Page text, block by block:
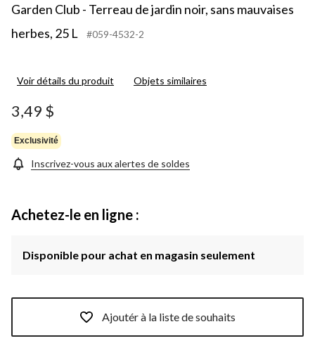
Garden Club - Terreau de jardin noir, sans mauvaises
herbes, 25 L
#059-4532-2
Voir détails du produit Objets similaires
3,49 $
Exclusivité
Inscrivez-vous aux alertes de soldes
Achetez-le en ligne :
Disponible pour achat en magasin seulement
Ajoutér à la liste de souhaits